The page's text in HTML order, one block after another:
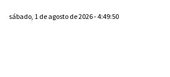
sábado, 1 de agosto de 2026 - 4:49:50